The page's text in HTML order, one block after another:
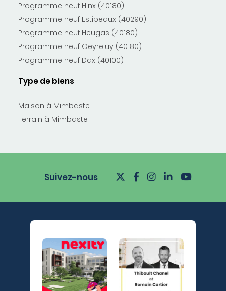
Programme neuf Hinx (40180)
Programme neuf Estibeaux (40290)
Programme neuf Heugas (40180)
Programme neuf Oeyreluy (40180)
Programme neuf Dax (40100)
Type de biens
Maison à Mimbaste
Terrain à Mimbaste
Suivez-nous